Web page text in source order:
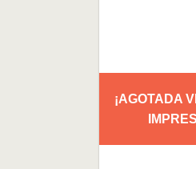
¡AGOTADA